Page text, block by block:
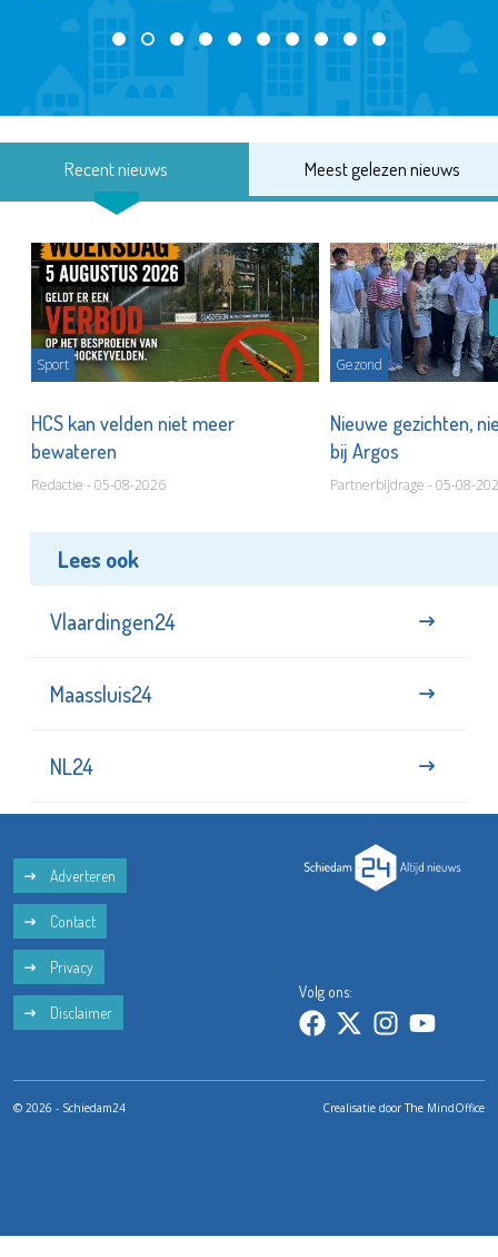
Recent nieuws Meest gelezen nieuws
Sport
HCS kan velden niet meer
bewateren
Redactie - 05-08-2026
Gezond
Nieuwe gezichten,
bij Argos
Partnerbijdrage - 05-08-
Lees ook
Vlaardingen24
Maassluis24
NL24
Adverteren
Contact
Privacy
Disclaimer
Volg ons:
© 2026 - Schiedam24 Crealisatie doorThe MindOffice